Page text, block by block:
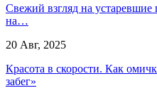
Свежий взгляд на
на…
20 Авг, 2025
Красота в скорости. Как
забег»